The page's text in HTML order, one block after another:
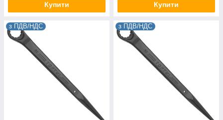
Купити Купити
з ПДВ/НДС з ПДВ/НДС